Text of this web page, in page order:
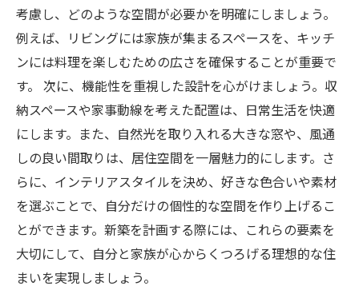
考慮し、どのような空間が必要かを明確にしましょう。
例えば、リビングには家族が集まるスペースを、キッチ
ンには料理を楽しむための広さを確保することが重要で
す。 次に、機能性を重視した設計を心がけましょう。収
納スペースや家事動線を考えた配置は、日常生活を快適
にします。また、自然光を取り入れる大きな窓や、風通
しの良い間取りは、居住空間を一層魅力的にします。さ
らに、インテリアスタイルを決め、好きな色合いや素材
を選ぶことで、自分だけの個性的な空間を作り上げるこ
とができます。新築を計画する際には、これらの要素を
大切にして、自分と家族が心からくつろげる理想的な住
まいを実現しましょう。